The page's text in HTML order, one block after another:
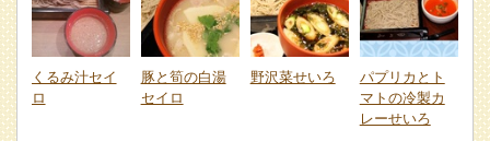
くるみ汁セイ
ロ
豚と筍の白湯
セイロ
野沢菜せいろ
パプリカとト
マトの冷製カ
レーせいろ